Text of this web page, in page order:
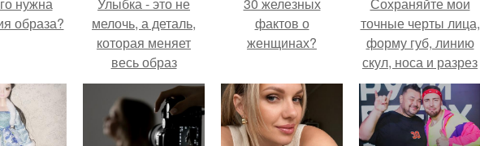
образа?
мелочь, а деталь,
которая меняет
весь образ
человека.
фактов о
женщинах?
точные черты лица,
форму губ, линию
скул, носа и разрез
глаз.